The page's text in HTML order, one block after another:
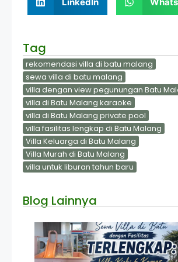
Tag
rekomendasi villa di batu malang
sewa villa di batu malang
villa dengan view pegunungan Batu
villa di Batu Malang karaoke
villa di Batu Malang private pool
villa fasilitas lengkap di Batu Malang
Villa Keluarga di Batu Malang
Villa Murah di Batu Malang
villa untuk liburan tahun baru
Blog Lainnya